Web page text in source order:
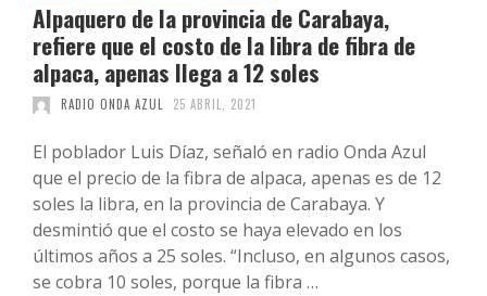
Alpaquero de la provincia de Carabaya,
refiere que el costo de la libra de fibra de
alpaca, apenas llega a 12 soles
RADIO ONDA AZUL 25 ABRIL, 2021
El poblador Luis Díaz, señaló en radio Onda Azul
que el precio de la fibra de alpaca, apenas es de 12
soles la libra, en la provincia de Carabaya. Y
desmintió que el costo se haya elevado en los
últimos años a 25 soles. “Incluso, en algunos casos,
se cobra 10 soles, porque la fibra …